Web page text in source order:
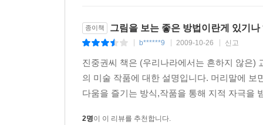
이게 실수가 아니라면, 해석의 가능성은 단 하
부조리한 형상인 셈이다. 하지만 세상도 마찬가
교수대야말로 브뤼헐이 바라본 세계 자체의 모
방식에 담으려 했던 게 아닐까? --- pp.114-116, 「
― 이 책의 특징 2
종이책 그림을 보는 좋은 방법이란게 있기나
b******9 2009-10-26 신고
진중권씨 책은 (우리나라에서는 흔하지 않은)
의 미술 작품에 대한 설명입니다. 머리말에
다움을 즐기는 방식,작품을 통해 지적 자극을
2명이 이 리뷰를 추천합니다.